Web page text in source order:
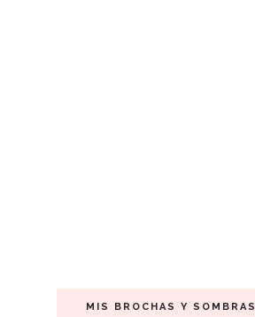
MIS BROCHAS Y SOMBRAS